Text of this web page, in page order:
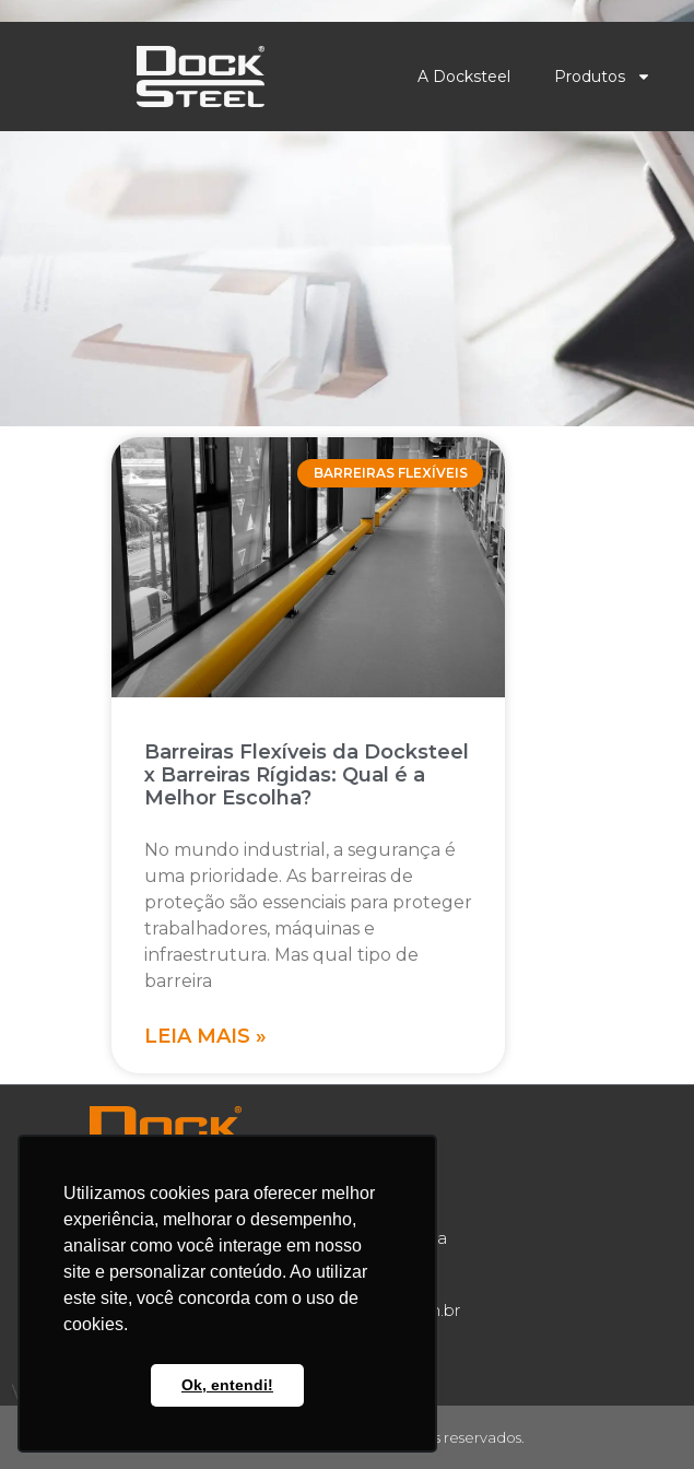
Utilizamos cookies para oferecer melhor
experiência, melhorar o desempenho,
analisar como você interage em nosso
site e personalizar conteúdo. Ao utilizar
este site, você concorda com o uso de
cookies.
Ok, entendi!
A Docksteel Produtos
BARREIRAS FLEXÍVEIS
Barreiras Flexíveis da Docksteel
x Barreiras Rígidas: Qual é a
Melhor Escolha?
No mundo industrial, a segurança é
uma prioridade. As barreiras de
proteção são essenciais para proteger
trabalhadores, máquinas e
infraestrutura. Mas qual tipo de
barreira
LEIA MAIS »
Av. Fernando Stecca, 635 – Bairro Iporanga
Sorocaba / SP / Brasil / CEP: 18087-149
55 15 3346-7576 |contato@docksteel.com.br
Copyrights© 2026 – DockSteel – Todos os direitos reservados.